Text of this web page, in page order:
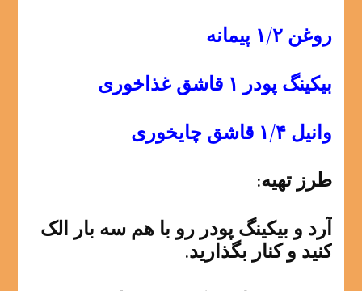
روغن ۱/۲ پیمانه
بیکینگ پودر ۱ قاشق غذاخوری
وانیل ۱/۴ قاشق چایخوری
طرز تهیه:
آرد و بیکینگ پودر رو با هم سه بار الک
کنید و کنار بگذارید.